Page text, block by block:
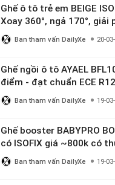
Ghế ô tô trẻ em BEIGE
Xoay 360°, ngả 170°, giải
linh hoạt cho bé 0–10 tuổi
Ban tham vấn DailyXe 20-
Ghế ngồi ô tô AYAEL
điểm - đạt chuẩn ECE
10 tuổi
Ban tham vấn DailyXe 19-
Ghế booster BABYPRO
có ISOFIX giá ~800k có
mua?
Ban tham vấn DailyXe 19-